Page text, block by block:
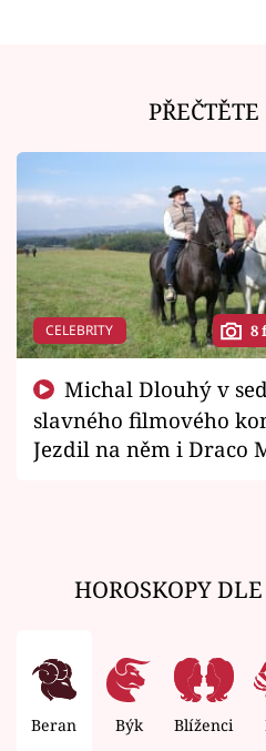
CELEBRITY 8
slavného filmového
Jezdil na něm i Draco
HOROSKOPY
Beran Býk Blíženci